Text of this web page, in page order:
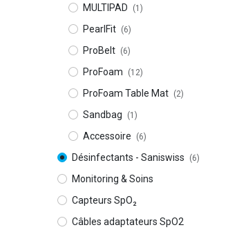
MULTIPAD (1)
PearlFit (6)
ProBelt (6)
ProFoam (12)
ProFoam Table Mat (2)
Sandbag (1)
Accessoire (6)
Désinfectants - Saniswiss (6)
Monitoring & Soins
Capteurs SpO₂
Câbles adaptateurs SpO2